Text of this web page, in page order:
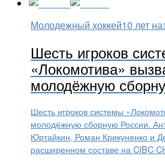
Молодежный хоккей10 лет
Шесть игроков
«Локомотива»
молодёжную
Шесть игроков системы
молодёжную сборную России.
Юртайкин, Роман Крикуненко и
расширенном составе на CIBC